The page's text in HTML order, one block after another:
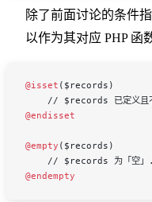
除了前面讨论的条件指
以作为其对应 PHP 函
@isset ( $records )
// $records 已定义且
@endisset
@empty ( $records )
// $records 为「空」
@endempty